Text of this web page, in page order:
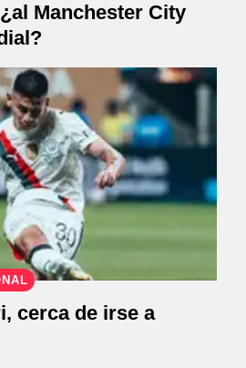
Manchester City
cerca de irse a